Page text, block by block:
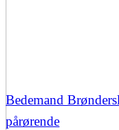
Bedemand
pårørende